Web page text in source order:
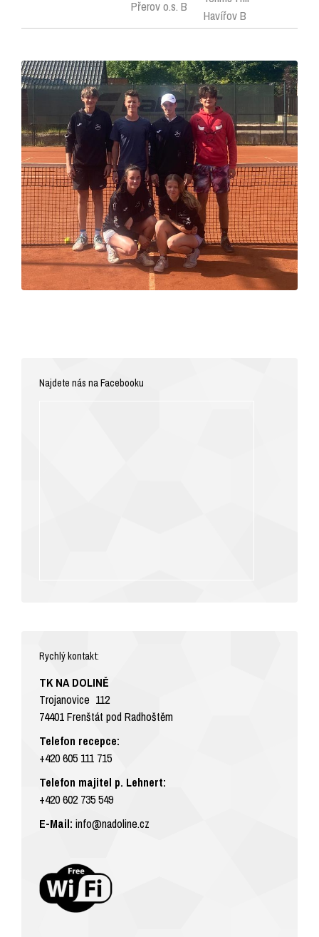
Přerov o.s. B
Havířov B
Najdete nás na Facebooku
Rychlý kontakt:
TK NA DOLINĚ
Trojanovice 112
74401 Frenštát pod Radhoštěm
Telefon recepce:
+420 605 111 715
Telefon majitel p. Lehnert:
+420 602 735 549
E-Mail: info@nadoline.cz